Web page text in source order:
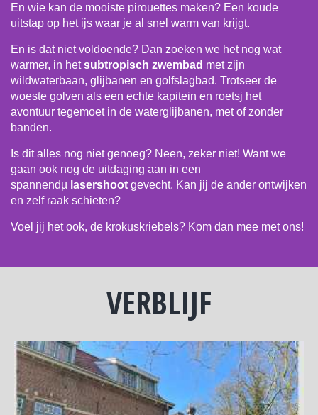
En wie kan de mooiste pirouettes maken? Een koude
uitstap op het ijs waar je al snel warm van krijgt.
En is dat niet voldoende? Dan zoeken we het nog wat
warmer, in hetsubtropisch zwembad met zijn
wildwaterbaan, glijbanen en golfslagbad. Trotseer de
woeste golven als een echte kapitein en roetsj het
avontuur tegemoet in de waterglijbanen, met of zonder
banden.
Is dit alles nog niet genoeg? Neen, zeker niet! Want we
gaan ook nog de uitdaging aan in een
spannendµ lasershoot gevecht. Kan jij de ander ontwijken
en zelf raak schieten?
Voel jij het ook, de krokuskriebels? Kom dan mee met ons!
VERBLIJF